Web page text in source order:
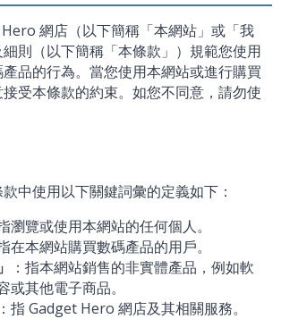
網店（以下簡稱「本網站」或「我
則（以下簡稱「本條款」）規範您使用
品的行為。當您使用本網站或進行購買
受本條款的約束。如您不同意，請勿使
中使用以下關鍵詞彙的定義如下：
瀏覽或使用本網站的任何個人。
在本網站購買數碼產品的用戶。
：指本網站銷售的非實體產品，例如軟
或其他電子商品。
：指 Gadget Hero 網店及其相關服務。